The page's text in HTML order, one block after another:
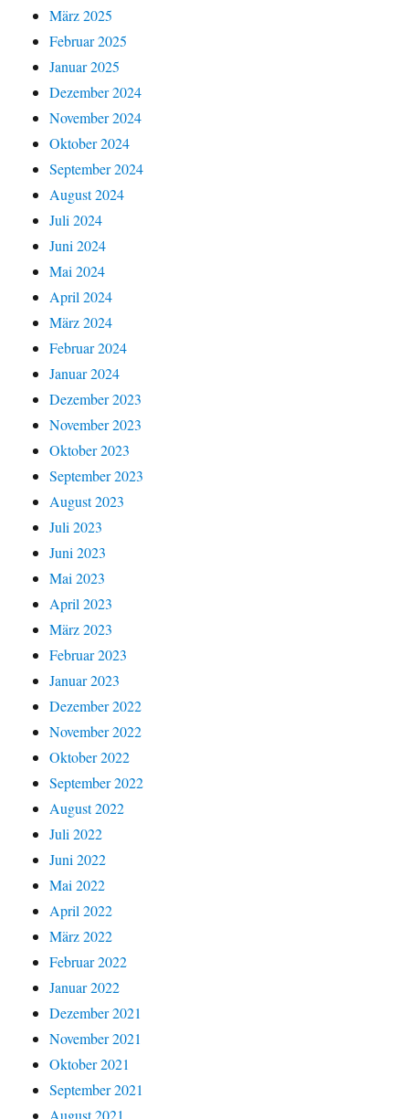
März 2025
Februar 2025
Januar 2025
Dezember 2024
November 2024
Oktober 2024
September 2024
August 2024
Juli 2024
Juni 2024
Mai 2024
April 2024
März 2024
Februar 2024
Januar 2024
Dezember 2023
November 2023
Oktober 2023
September 2023
August 2023
Juli 2023
Juni 2023
Mai 2023
April 2023
März 2023
Februar 2023
Januar 2023
Dezember 2022
November 2022
Oktober 2022
September 2022
August 2022
Juli 2022
Juni 2022
Mai 2022
April 2022
März 2022
Februar 2022
Januar 2022
Dezember 2021
November 2021
Oktober 2021
September 2021
August 2021